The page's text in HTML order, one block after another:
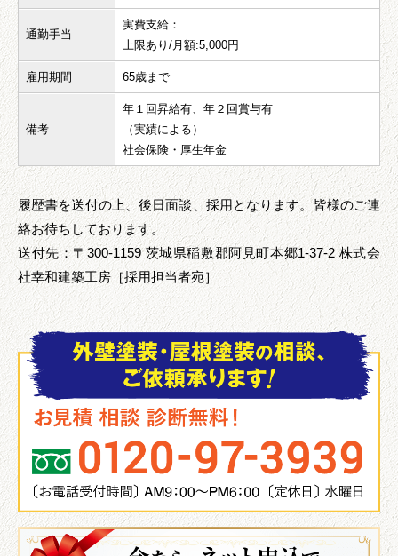
通勤手当
実費支給：
上限あり/月額:5,000円
雇用期間 65歳まで
備考
年１回昇給有、年２回賞与有
（実績による）
社会保険・厚生年金
履歴書を送付の上、後日面談、採用となります。皆様のご連
絡お待ちしております。
送付先：〒300-1159 茨城県稲敷郡阿見町本郷1-37-2 株式会
社幸和建築工房［採用担当者宛］